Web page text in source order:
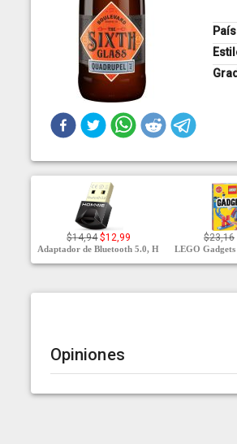
$14,94 $12,99
Adaptador de Bluetooth 5.0, H
$23,16
LEGO
Opiniones